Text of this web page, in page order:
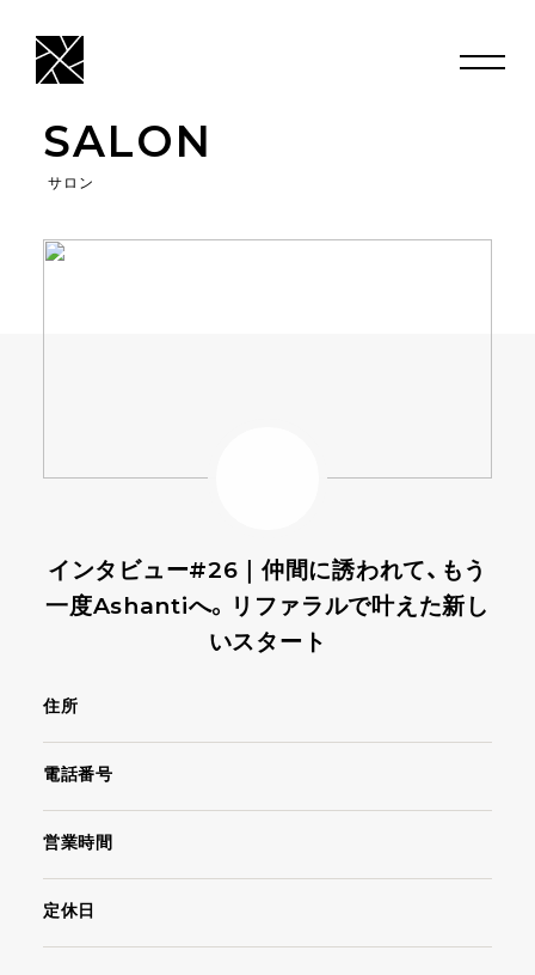
SALON
サロン
インタビュー#26｜仲間に誘われて、もう
一度Ashantiへ。リファラルで叶えた新し
いスタート
住所
電話番号
営業時間
定休日